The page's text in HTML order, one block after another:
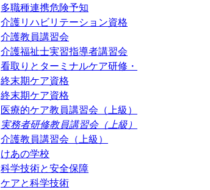
多職種連携危険予知
介護リハビリテーション資格
介護教員講習会
介護福祉士実習指導者講習会
看取りとターミナルケア研修・
終末期ケア資格
終末期ケア資格
医療的ケア教員講習会（上級）
実務者研修教員講習会（上級）
介護教員講習会（上級）
けあの学校
科学技術と安全保障
ケアと科学技術